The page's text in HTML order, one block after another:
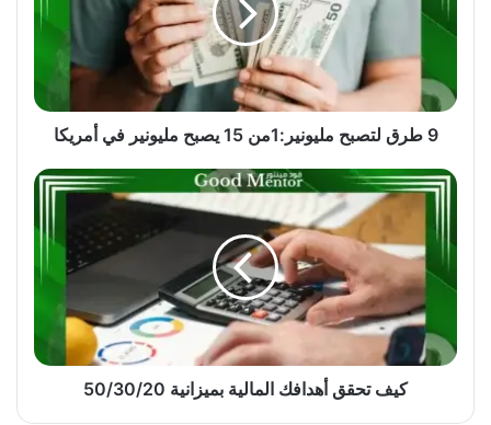
15
يصبح
مليونير
في
أمريكا
9 طرق لتصبح مليونير:1من 15 يصبح مليونير في أمريكا
كيف
تحقق
أهدافك
المالية
بميزانية
50/30/20
كيف تحقق أهدافك المالية بميزانية 50/30/20